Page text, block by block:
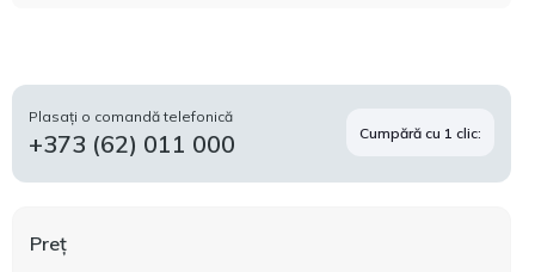
Plasați o comandă telefonică
+373 (62) 011 000 Cumpără cu 1 clic:
Preț